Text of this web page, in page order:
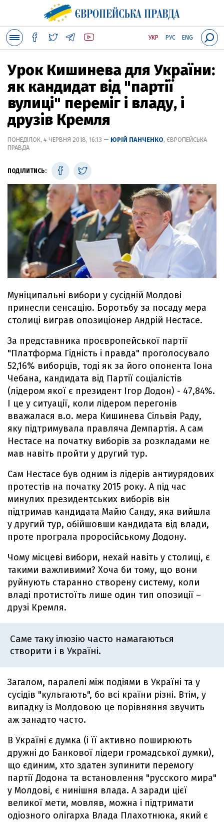
УКР РУС ENG
Урок Кишинева для України:
як кандидат від "партії
вулиці" переміг і владу, і
друзів Кремля
ПОНЕДІЛОК, 4 ЧЕРВНЯ 2018, 16:13 — ЮРІЙ ПАНЧЕНКО, ЄВРОПЕЙСЬКА
ПРАВДА
ПОДІЛИТИСЬ:
Муніципальні вибори у сусідній Молдові
принесли сенсацію. Боротьбу за посаду мера
столиці виграв опозиціонер Андрій Нестасе.
За представника проєвропейської партії
"Платформа Гідність і правда" проголосувало
52,16% виборців, тоді як за його опонента Іона
Чебана, кандидата від Партії соціалістів
(лідером якої є президент Ігор Додон) - 47,84%.
І це у ситуації, коли лідером перегонів
вважалася в.о. мера Кишинева Сільвія Раду,
яку підтримувала правляча Демпартія. А сам
Нестасе на початку виборів за розкладами не
мав навіть пройти у другий тур.
Сам Нестасе був одним із лідерів антиурядових
протестів на початку 2015 року. А під час
минулих президентських виборів він
підтримав кандидата Майю Санду, яка вийшла
у другий тур, обійшовши кандидата від влади,
проте програла проросійському Додону.
Чому місцеві вибори, нехай навіть у столиці, є
такими важливими? Хоча би тому, що вони
руйнують старанно створену систему, коли
владі протистоїть лише один тип опозиції –
друзі Кремля.
Саме таку ілюзію часто намагаються
створити і в Україні.
Загалом, паралелі між подіями в Україні та у
сусідів "кульгають", бо всі країни різні. Втім, у
випадку із Молдовою це порівняння звучить
аж занадто часто.
В Україні є думка (і її активно поширюють
дружні до Банкової лідери громадської думки),
що єдиним, хто здатен зупинити перемогу
партії Додона та встановлення "русского мира"
у Молдові, є нинішня влада. А заради цієї
великої мети, мовляв, можна і підтримати
одіозного олігарха Влада Плахотнюка, який є